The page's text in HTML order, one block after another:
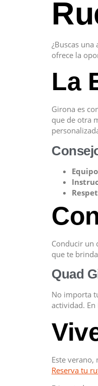
¿Buscas
ofrece la
La
Girona es
que de otra
Conducir un
que te
Quad
No importa
actividad.
Este
Reserva tu